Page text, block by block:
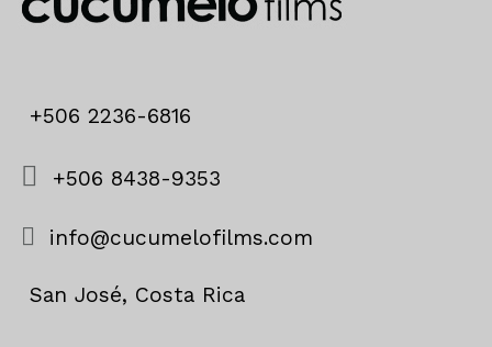
+506 2236-6816
+506 8438-9353
info@cucumelofilms.com
San José, Costa Rica